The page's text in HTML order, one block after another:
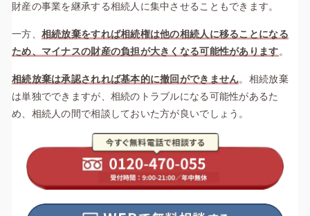
財産の事業を継承する相続人に集中させることもできます。
一方、 相続放棄をすれば相続権は他の相続人に移ることになる
ため、マイナスの財産の負担が大きくなる可能性があります。
相続放棄は承認されれば基本的に撤回ができません。相続放棄
は単独でできますが、相続のトラブルになる可能性があるた
め、相続人の間で相談しておいた方が良いでしょう。